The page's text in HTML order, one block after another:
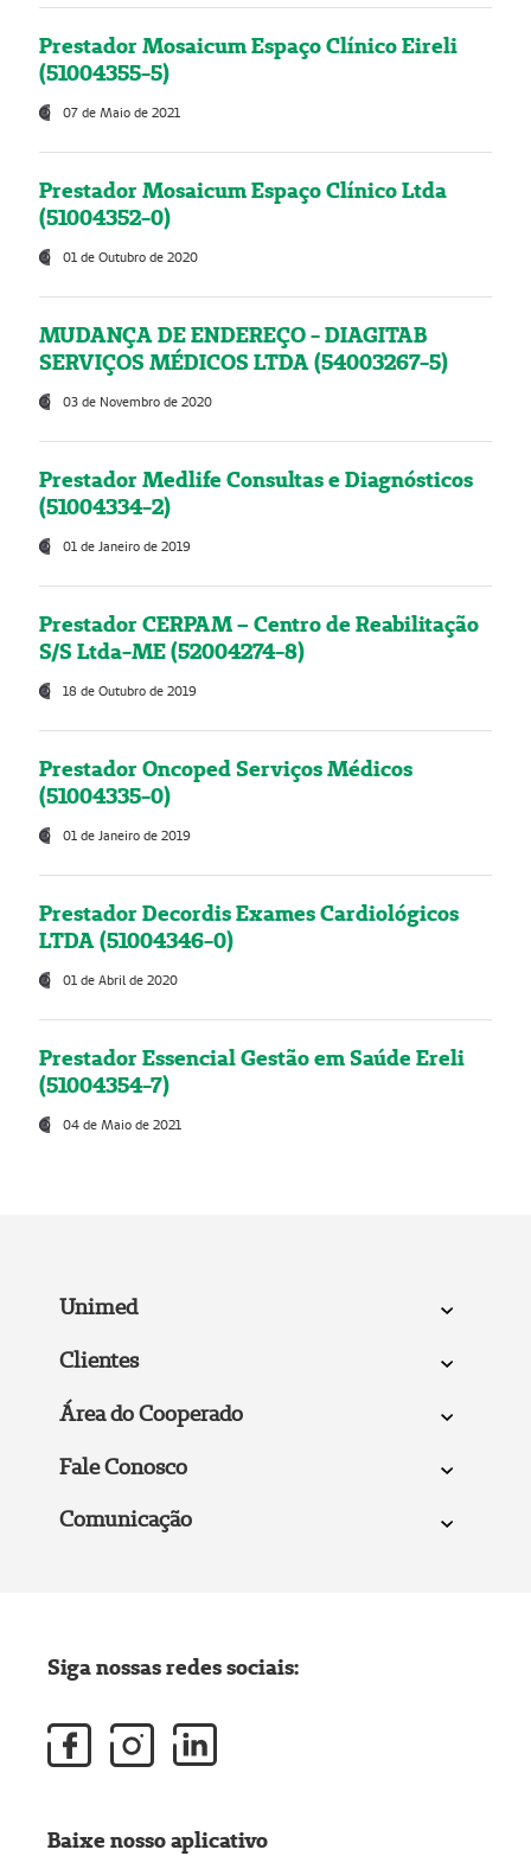
Prestador Mosaicum Espaço Clínico Eireli
(51004355-5)
07 de Maio de 2021
Prestador Mosaicum Espaço Clínico Ltda
(51004352-0)
01 de Outubro de 2020
MUDANÇA DE ENDEREÇO - DIAGITAB
SERVIÇOS MÉDICOS LTDA (54003267-5)
03 de Novembro de 2020
Prestador Medlife Consultas e Diagnósticos
(51004334-2)
01 de Janeiro de 2019
Prestador CERPAM – Centro de Reabilitação
S/S Ltda-ME (52004274-8)
18 de Outubro de 2019
Prestador Oncoped Serviços Médicos
(51004335-0)
01 de Janeiro de 2019
Prestador Decordis Exames Cardiológicos
LTDA (51004346-0)
01 de Abril de 2020
Prestador Essencial Gestão em Saúde Ereli
(51004354-7)
04 de Maio de 2021
Unimed
Clientes
Área do Cooperado
Fale Conosco
Comunicação
Siga nossas redes sociais:
Baixe nosso aplicativo